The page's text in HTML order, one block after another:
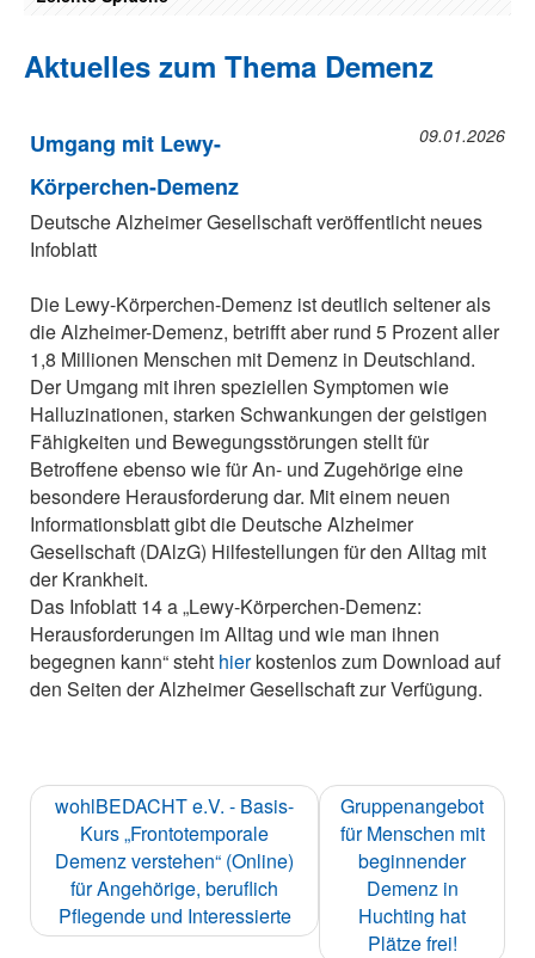
Aktuelles zum Thema Demenz
09.01.2026
Umgang mit Lewy-
Körperchen-Demenz
Deutsche Alzheimer Gesellschaft veröffentlicht neues
Infoblatt
Die Lewy-Körperchen-Demenz ist deutlich seltener als
die Alzheimer-Demenz, betrifft aber rund 5 Prozent aller
1,8 Millionen Menschen mit Demenz in Deutschland.
Der Umgang mit ihren speziellen Symptomen wie
Halluzinationen, starken Schwankungen der geistigen
Fähigkeiten und Bewegungsstörungen stellt für
Betroffene ebenso wie für An- und Zugehörige eine
besondere Herausforderung dar. Mit einem neuen
Informationsblatt gibt die Deutsche Alzheimer
Gesellschaft (DAlzG) Hilfestellungen für den Alltag mit
der Krankheit.
Das Infoblatt 14 a „Lewy-Körperchen-Demenz:
Herausforderungen im Alltag und wie man ihnen
begegnen kann“ steht hierkostenlos zum Download auf
den Seiten der Alzheimer Gesellschaft zur Verfügung.
wohlBEDACHT e.V. - Basis-
Kurs „Frontotemporale
Demenz verstehen“ (Online)
für Angehörige, beruflich
Pflegende und Interessierte
Gruppenangebot
für Menschen mit
beginnender
Demenz in
Huchting hat
Plätze frei!